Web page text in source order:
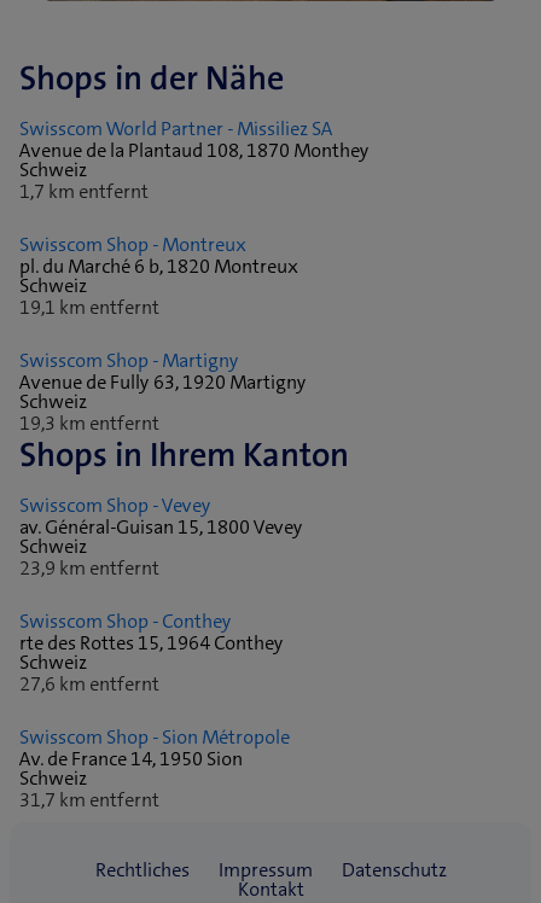
Shops in der Nähe
Swisscom World Partner - Missiliez SA
Avenue de la Plantaud 108, 1870 Monthey
Schweiz
1,7 km entfernt
Swisscom Shop - Montreux
pl. du Marché 6 b, 1820 Montreux
Schweiz
19,1 km entfernt
Swisscom Shop - Martigny
Avenue de Fully 63, 1920 Martigny
Schweiz
19,3 km entfernt
Shops in Ihrem Kanton
Swisscom Shop - Vevey
av. Général-Guisan 15, 1800 Vevey
Schweiz
23,9 km entfernt
Swisscom Shop - Conthey
rte des Rottes 15, 1964 Conthey
Schweiz
27,6 km entfernt
Swisscom Shop - Sion Métropole
Av. de France 14, 1950 Sion
Schweiz
31,7 km entfernt